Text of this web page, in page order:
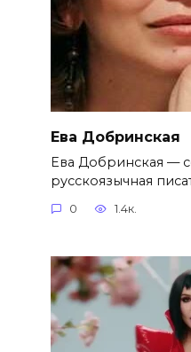
Ева Добринская
Ева Добринская —
русскоязычная
0 1.4к.